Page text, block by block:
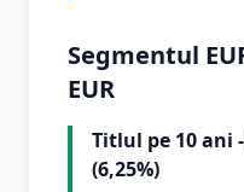
Segmentul
EUR
Titlul pe 10 ani -
(6,25%)